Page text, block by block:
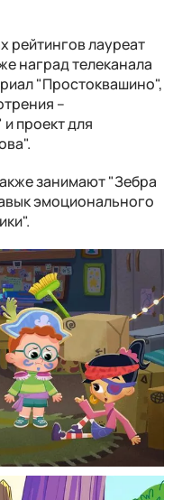
рейтингов лауреат
наград телеканала
"Простоквашино",
–
проект для
занимают "Зебра
эмоционального